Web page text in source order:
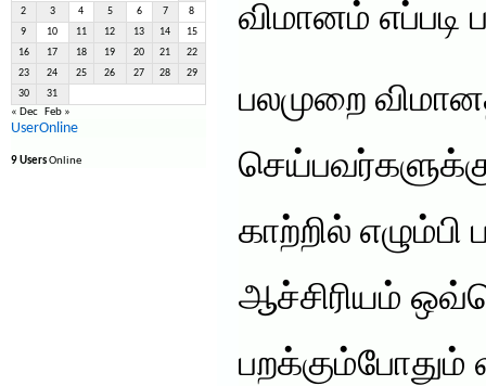
2 3 4 5 6 7 8
9 10 11 12 13 14 15
16 17 18 19 20 21 22
23 24 25 26 27 28 29
30 31
« Dec Feb »
UserOnline
9 UsersOnline
விமானம் எப்படி
பலமுறை
காற்றில்
ஆச்சிரியம்
பறக்கும்போதும்